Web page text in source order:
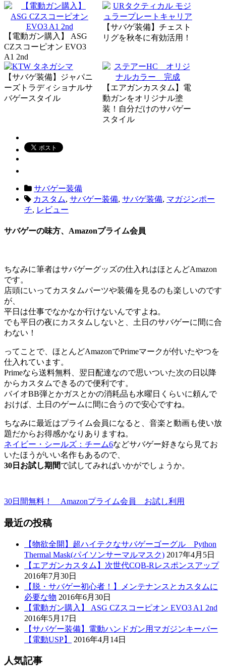
【電動ガン購入】 ASG
CZスコーピオン EVO3
A1 2nd
【サバゲ装備】チェスト
リグを秋冬に有効活用！
【サバゲ装備】ジャパニ
ーズトラディショナルサ
バゲースタイル
【エアガンカスタム】電
動ガンをオリジナル塗
装！自分だけのサバゲー
スタイル
サバゲー装備
カスタム, サバゲー装備, サバゲ装備, マガジンポー
チ, レビュー
サバゲーの味方、Amazonプライム会員
ちなみに筆者はサバゲーグッズの仕入れはほとんどAmazon
です。
店頭にいってカスタムパーツや装備を見るのも楽しいのです
が、
平日は仕事でなかなか行けないんですよね。
でも平日の夜にカスタムしないと、土日のサバゲーに間に合
わない！
ってことで、ほとんどAmazonでPrimeマークが付いたやつを
仕入れています。
Primeなら送料無料、翌日配達なので思いついた次の日以降
からカスタムできるので便利です。
バイオBB弾とかガスとかの消耗品も水曜日くらいに頼んで
おけば、土日のゲームに間に合うので安心ですね。
ちなみに最近はプライム会員になると、音楽と動画も使い放
題だからお得感かなりありますね。
ネイビー・シールズ：チーム6などサバゲー好きなら見てお
いたほうがいい名作もあるので、
30日お試し期間で試してみればいかがでしょうか。
30日間無料！ Amazonプライム会員 お試し利用
最近の投稿
【物欲全開】超ハイテクなサバゲーゴーグル Python
Thermal Mask(パイソンサーマルマスク) 2017年4月5日
【エアガンカスタム】次世代CQB-Rレスポンスアップ
2016年7月30日
【脱・サバゲー初心者！】メンテナンスとカスタムに
必要な物 2016年6月30日
【電動ガン購入】 ASG CZスコーピオン EVO3 A1 2nd
2016年5月17日
【サバゲー装備】電動ハンドガン用マガジンキーパー
【電動USP】
2016年4月14日
人気記事